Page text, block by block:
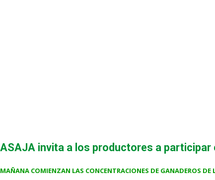
ASAJA invita a los productores a participar
MAÑANA COMIENZAN LAS CONCENTRACIONES DE GANADEROS DE